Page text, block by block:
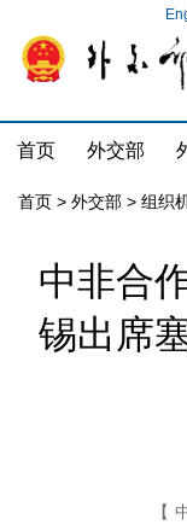
首页 外交部
首页 > 外交部 > 组织
中非合
锡出席
【